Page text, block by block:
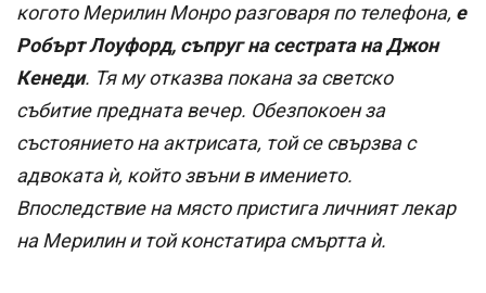
когото Мерилин Монро разговаря по телефона, е
Робърт Лоуфорд, съпруг на сестрата на Джон
Кенеди. Тя му отказва покана за светско
събитие предната вечер. Обезпокоен за
състоянието на актрисата, той се свързва с
адвоката ѝ, който звъни в имението.
Впоследствие на място пристига личният лекар
на Мерилин и той констатира смъртта ѝ.